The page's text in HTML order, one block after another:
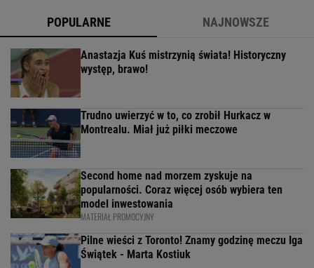
POPULARNE NAJNOWSZE
Anastazja Kuś mistrzynią świata! Historyczny
występ, brawo!
Trudno uwierzyć w to, co zrobił Hurkacz w
Montrealu. Miał już piłki meczowe
Second home nad morzem zyskuje na
popularności. Coraz więcej osób wybiera ten
model inwestowania
MATERIAŁ PROMOCYJNY
Pilne wieści z Toronto! Znamy godzinę meczu Iga
Świątek - Marta Kostiuk